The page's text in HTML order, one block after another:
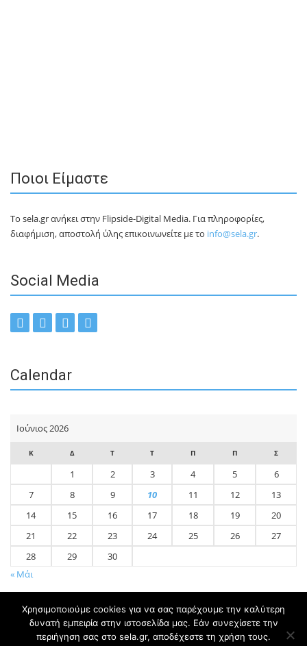
Ποιοι Είμαστε
Το sela.gr ανήκει στην Flipside-Digital Media. Για πληροφορίες,
διαφήμιση, αποστολή ύλης επικοινωνείτε με το info@sela.gr.
Social Media
Calendar
Ιούνιος 2026
Κ Δ Τ Τ Π Π Σ
1 2 3 4 5
6
7
8 9 10 11 12
13
14
15 16 17 18 19
20
21
22 23 24 25 26
27
28
29
30
« Μάι
Χρησιμοποιούμε cookies για να σας παρέχουμε την καλύτερη
δυνατή εμπειρία στην ιστοσελίδα μας. Εάν συνεχίσετε την
περιήγηση σας στο sela.gr, αποδέχεστε τη χρήση τους.